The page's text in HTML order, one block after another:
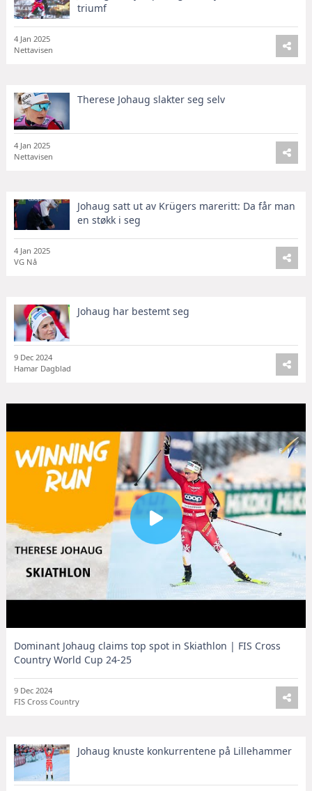
triumf
4 Jan 2025
Nettavisen
Therese Johaug slakter seg selv
4 Jan 2025
Nettavisen
Johaug satt ut av Krügers mareritt: Da får man
en støkk i seg
4 Jan 2025
VG Nå
Johaug har bestemt seg
9 Dec 2024
Hamar Dagblad
Dominant Johaug claims top spot in Skiathlon | FIS Cross
Country World Cup 24-25
9 Dec 2024
FIS Cross Country
Johaug knuste konkurrentene på Lillehammer